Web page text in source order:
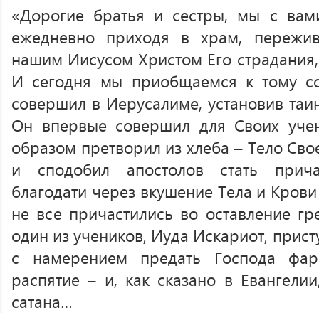
«Дорогие братья и сестры, мы с
ежедневно приходя в храм,
нашим Иисусом Христом Его
И сегодня мы приобщаемся к тому
совершил в Иерусалиме, установив
Он впервые совершил для Своих
образом претворил из хлеба – Тело
и сподобил апостолов стать
благодати через вкушение Тела и
не все причастились во оставление
один из учеников, Иуда Искариот,
с намерением предать Господа
распятие – и, как сказано в
сатана…